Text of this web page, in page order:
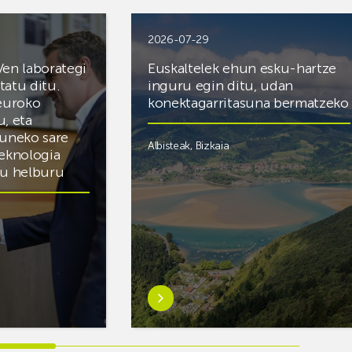
laborategi
ditu.
eta
sare
helburu
2026-07-29
Euskaltelek ehun esku-hartze
inguru egin ditu, udan
konektagarritasuna bermatzeko
Albisteak, Bizkaia
Ezagutu
gehiago:Euskaltelek
ehun